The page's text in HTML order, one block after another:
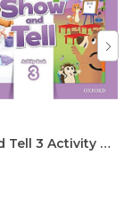
Show and Tell 3 Activity Book